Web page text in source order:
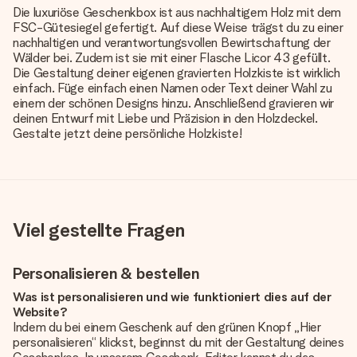
Die luxuriöse Geschenkbox ist aus nachhaltigem Holz mit dem
FSC-Gütesiegel gefertigt. Auf diese Weise trägst du zu einer
nachhaltigen und verantwortungsvollen Bewirtschaftung der
Wälder bei. Zudem ist sie mit einer Flasche Licor 43 gefüllt.
Die Gestaltung deiner eigenen gravierten Holzkiste ist wirklich
einfach. Füge einfach einen Namen oder Text deiner Wahl zu
einem der schönen Designs hinzu. Anschließend gravieren wir
deinen Entwurf mit Liebe und Präzision in den Holzdeckel.
Gestalte jetzt deine persönliche Holzkiste!
Viel gestellte Fragen
Personalisieren & bestellen
Was ist personalisieren und wie funktioniert dies auf der
Website?
Indem du bei einem Geschenk auf den grünen Knopf „Hier
personalisieren“ klickst, beginnst du mit der Gestaltung deines